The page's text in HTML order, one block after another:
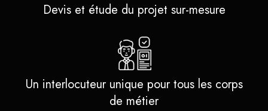
Devis et étude du projet sur-mesure
Un interlocuteur unique pour tous les corps
de métier